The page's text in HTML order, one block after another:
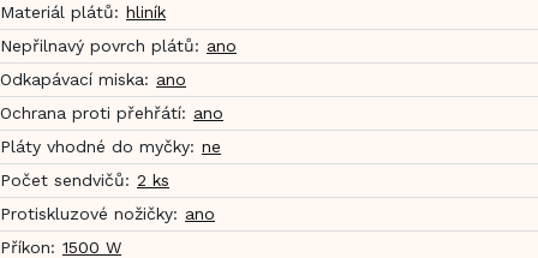
Materiál plátů: hliník
Nepřilnavý povrch plátů: ano
Odkapávací miska: ano
Ochrana proti přehřátí: ano
Pláty vhodné do myčky: ne
Počet sendvičů: 2 ks
Protiskluzové nožičky: ano
Příkon: 1500 W